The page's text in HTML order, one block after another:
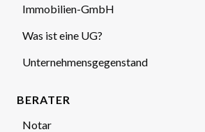
Immobilien-GmbH
Was ist eine UG?
Unternehmensgegenstand
BERATER
Notar